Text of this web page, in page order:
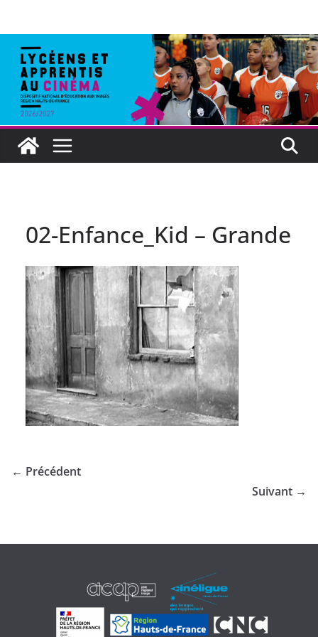
02-Enfance_Kid – Grande
← Précédent
Suivant →